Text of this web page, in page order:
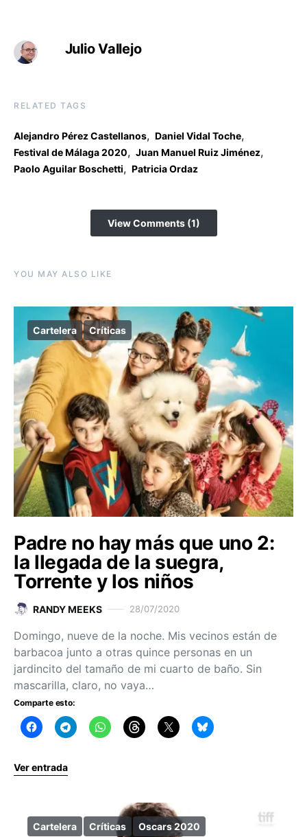
Julio Vallejo
RELATED TAGS
Alejandro Pérez Castellanos, Daniel Vidal Toche,
Festival de Málaga 2020, Juan Manuel Ruiz Jiménez,
Paolo Aguilar Boschetti, Patricia Ordaz
View Comments (1)
YOU MAY ALSO LIKE
Cartelera Críticas
Padre no hay más que uno 2:
la llegada de la suegra,
Torrente y los niños
RANDY MEEKS 28/07/2020
Domingo, nueve de la noche. Mis vecinos están de
barbacoa junto a otras quince personas en un
jardincito del tamaño de mi cuarto de baño. Sin
mascarilla, claro, no vaya…
Comparte esto:
Ver entrada
Cartelera Críticas Oscars 2020